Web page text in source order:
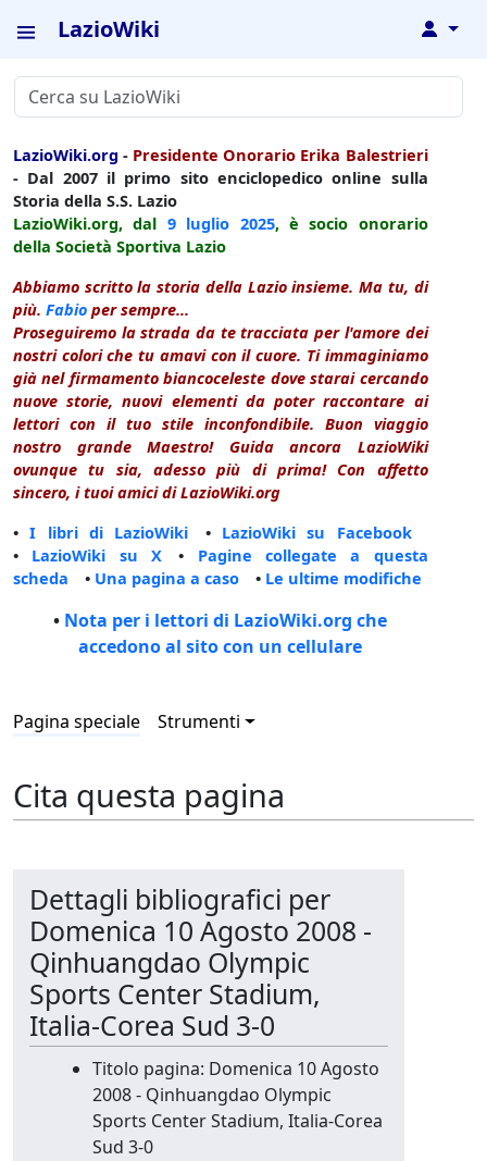
LazioWiki ↓
LazioWiki.org - Presidente Onorario Erika Balestrieri
- Dal 2007 il primo sito enciclopedico online sulla
Storia della S.S. Lazio
LazioWiki.org, dal 9 luglio 2025, è socio onorario
della Società Sportiva Lazio
Abbiamo scritto la storia della Lazio insieme. Ma tu, di
più. Fabio per sempre...
Proseguiremo la strada da te tracciata per l'amore dei
nostri colori che tu amavi con il cuore. Ti immaginiamo
già nel firmamento biancoceleste dove starai cercando
nuove storie, nuovi elementi da poter raccontare ai
lettori con il tuo stile inconfondibile. Buon viaggio
nostro grande Maestro! Guida ancora LazioWiki
ovunque tu sia, adesso più di prima! Con affetto
sincero, i tuoi amici di LazioWiki.org
•I libri di LazioWiki • LazioWiki su Facebook
• LazioWiki su X • Pagine collegate a questa
scheda • Una pagina a caso • Le ultime modifiche
• Nota per i lettori di LazioWiki.org che
accedono al sito con un cellulare
Pagina speciale Strumenti
Cita questa pagina
Dettagli bibliografici per
Domenica 10 Agosto 2008 -
Qinhuangdao Olympic
Sports Center Stadium,
Italia-Corea Sud 3-0
Titolo pagina: Domenica 10 Agosto
2008 - Qinhuangdao Olympic
Sports Center Stadium, Italia-Corea
Sud 3-0